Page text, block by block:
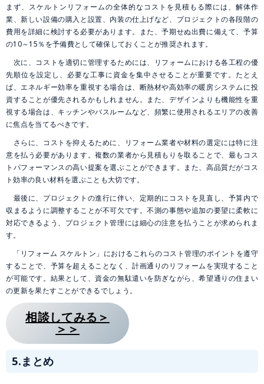
まず、スケルトンリフォームの全体的なコストを見積もる際には、解体作
業、新しい設備の購入と設置、内装の仕上げなど、プロジェクトの各段階の
費用を詳細に検討する必要があります。また、予期せぬ出費に備えて、予算
の10～15％を予備費として確保しておくことが推奨されます。
次に、コストを適切に管理するためには、リフォームにおける各工程の優
先順位を設定し、必要な工事に資金を集中させることが重要です。たとえ
ば、エネルギー効率を重視する場合は、断熱材や高効率の暖房システムに投
資することが優先されるかもしれません。また、デザインよりも機能性を重
視する場合は、キッチンやバスルームなど、頻繁に使用されるエリアの改善
に焦点を当てるべきです。
さらに、コストを抑えるために、リフォーム業者や材料の選定には特に注
意を払う必要があります。複数の業者から見積もりを取ることで、最もコス
トパフォーマンスの高い提案を選ぶことができます。また、高品質だがコス
ト効率の良い材料を選ぶことも大切です。
最後に、プロジェクトの進行に伴い、定期的にコストを見直し、予算内で
収まるように調整することが不可欠です。不測の事態や追加の要望に柔軟に
対応できるよう、プロジェクト管理には細心の注意を払うことが求められま
す。
「リフォーム スケルトン」におけるこれらのコスト管理のポイントを遵守
することで、予算を超えることなく、計画通りのリフォームを実現すること
が可能です。結果として、資金の無駄遣いを防ぎながら、希望通りの住まい
の更新を果たすことができるでしょう。
相談してみる＞
＞＞
5.まとめ